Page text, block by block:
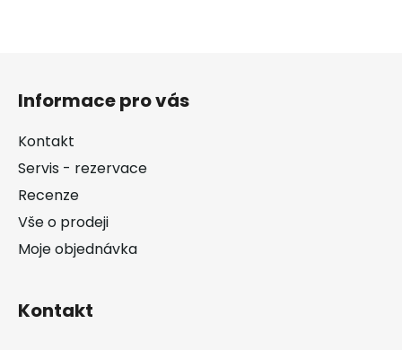
Informace pro vás
Kontakt
Servis - rezervace
Recenze
Vše o prodeji
Moje objednávka
Kontakt